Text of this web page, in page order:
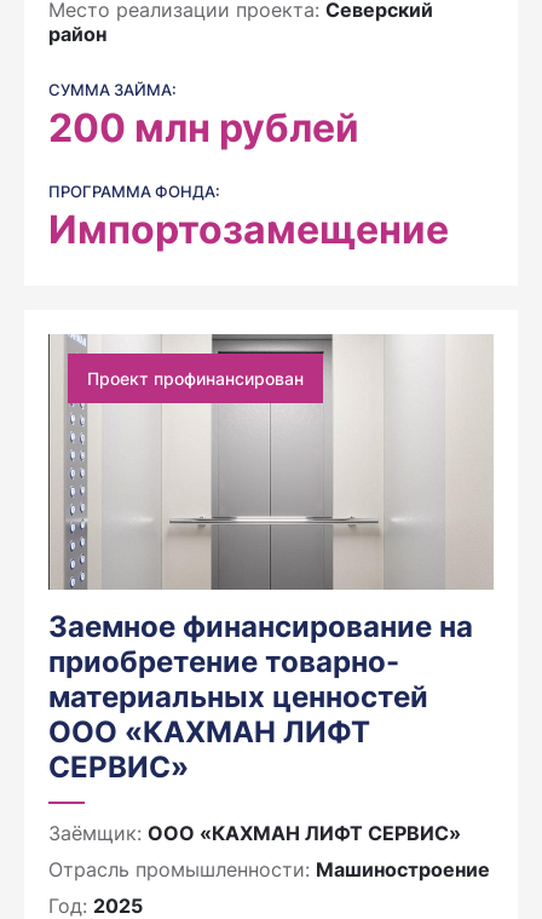
Место реализации проекта: Северский
район
СУММА ЗАЙМА:
200 млн рублей
ПРОГРАММА ФОНДА:
Импортозамещение
Проект профинансирован
Заемное финансирование на
приобретение товарно-
материальных ценностей
ООО «КАХМАН ЛИФТ
СЕРВИС»
Заёмщик: ООО «КАХМАН ЛИФТ СЕРВИС»
Отрасль промышленности: Машиностроение
Год: 2025